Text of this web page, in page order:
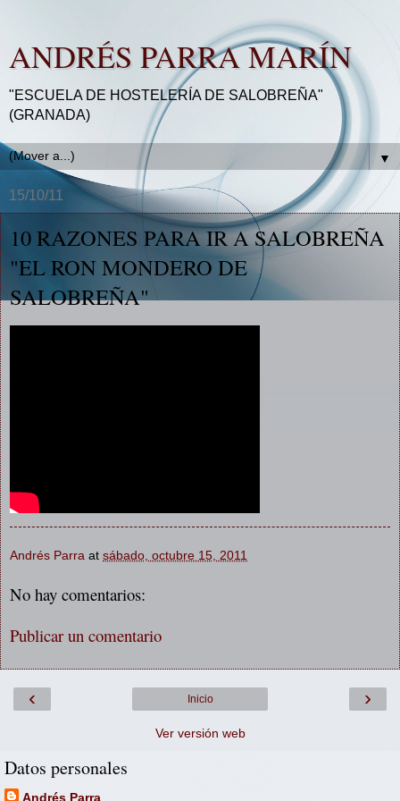
ANDRÉS PARRA MARÍN
"ESCUELA DE HOSTELERÍA DE SALOBREÑA"
(GRANADA)
▼
15/10/11
10 RAZONES PARA IR A SALOBREÑA
"EL RON MONDERO DE
SALOBREÑA"
Andrés Parra at sábado, octubre 15, 2011
No hay comentarios:
Publicar un comentario
‹ ›
Inicio
Ver versión web
Datos personales
Andrés Parra